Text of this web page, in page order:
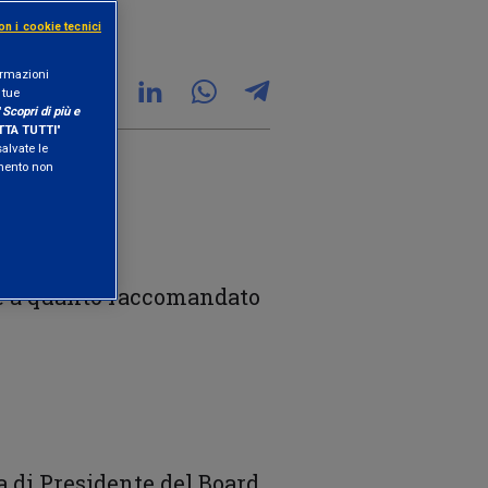
quanto raccomandato
Scopri di più e
TUTTI"
le
non
i cookie tecnici